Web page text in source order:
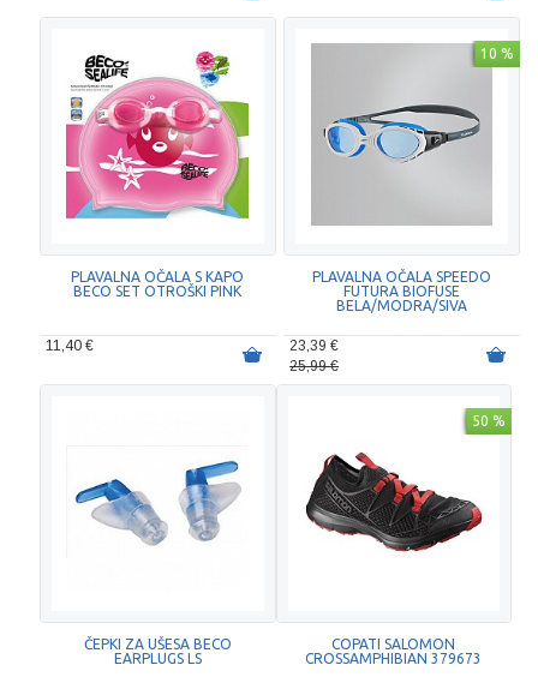
PLAVALNA OČALA S KAPO
BECO SET OTROŠKI PINK
11,40 €
10 %
PLAVALNA OČALA SPEEDO
FUTURA BIOFUSE
BELA/MODRA/SIVA
23,39 €
25,99 €
ČEPKI ZA UŠESA BECO
EARPLUGS LS
50 %
COPATI SALOMON
CROSSAMPHIBIAN 379673